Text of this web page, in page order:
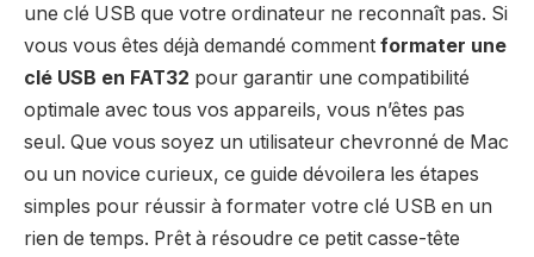
une clé USB que votre ordinateur ne reconnaît pas. Si
vous vous êtes déjà demandé comment formater une
clé USB en FAT32 pour garantir une compatibilité
optimale avec tous vos appareils, vous n’êtes pas
seul. Que vous soyez un utilisateur chevronné de Mac
ou un novice curieux, ce guide dévoilera les étapes
simples pour réussir à formater votre clé USB en un
rien de temps. Prêt à résoudre ce petit casse-tête